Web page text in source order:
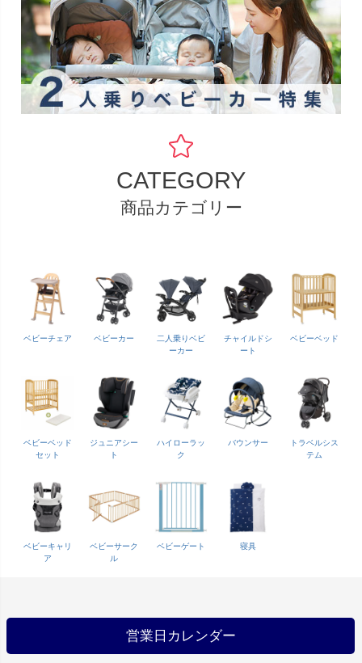
CATEGORY
商品カテゴリー
ベビーチェア ベビーカー
二人乗りベビ
ーカー
チャイルドシ
ート
ベビーベッド
ベビーベッド
セット
ジュニアシー
ト
ハイローラッ
ク
バウンサー
トラベルシス
テム
ベビーキャリ
ア
ベビーサーク
ル
ベビーゲート 寝具
営業日カレンダー